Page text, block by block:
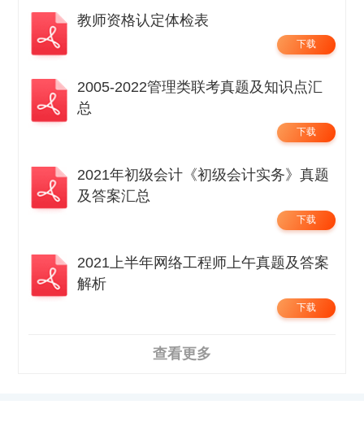
教师资格认定体检表
下载
2005-2022管理类联考真题及知识点汇
总
下载
2021年初级会计《初级会计实务》真题
及答案汇总
下载
2021上半年网络工程师上午真题及答案
解析
下载
查看更多